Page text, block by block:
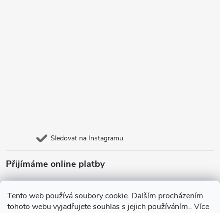
Tento web používá soubory cookie. Dalším procházením
tohoto webu vyjadřujete souhlas s jejich používáním.. Více
Sledovat na Instagramu
Přijímáme online platby